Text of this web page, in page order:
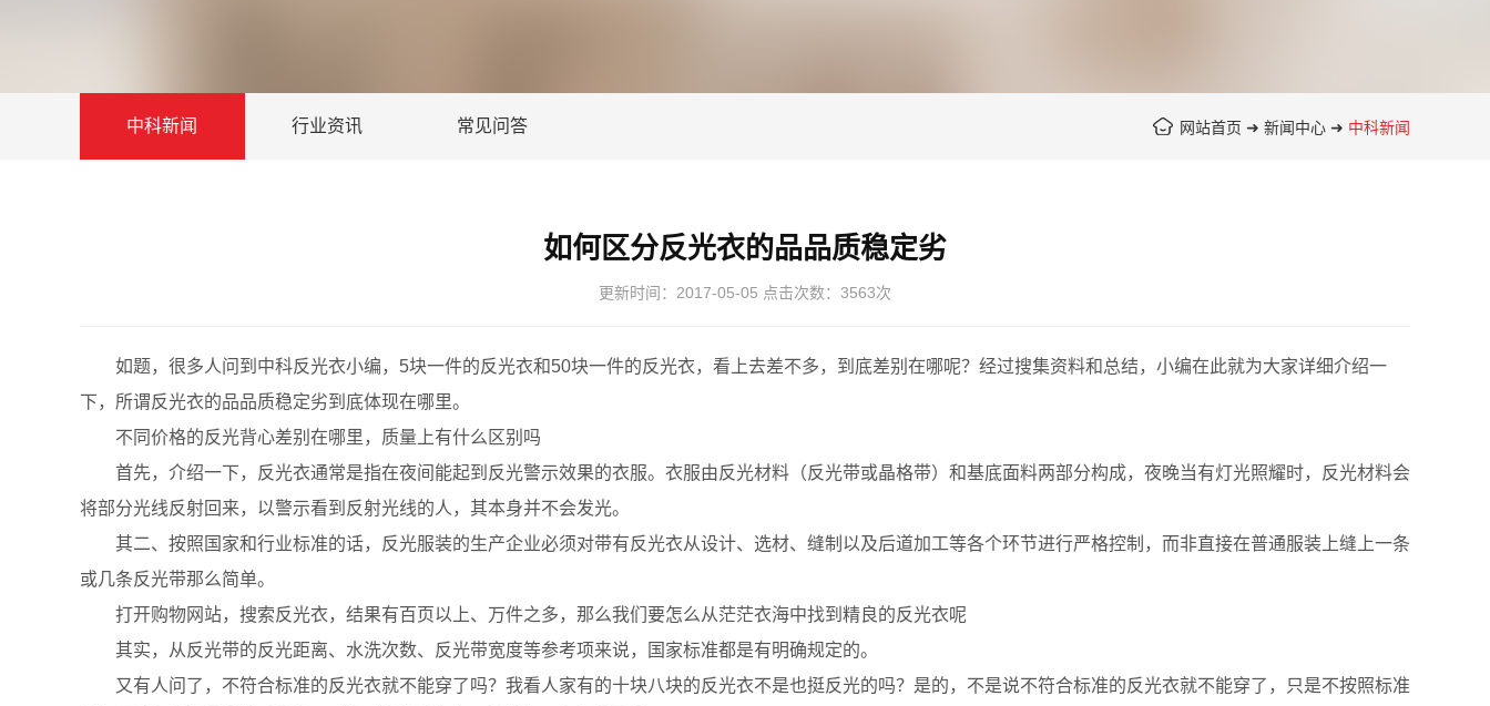
网站首页 ➜ 新闻中心 ➜ 中科新闻
中科新闻 行业资讯 常见问答
如何区分反光衣的品品质稳定劣
更新时间： 2017-05-05 点击次数： 3563次
如题，很多人问到中科反光衣小编，5块一件的反光衣和50块一件的反光衣，看上去差不多，到底差别在哪呢？经过搜集资料和总结，小编在此就为大家详细介绍一
下，所谓反光衣的品品质稳定劣到底体现在哪里。
不同价格的反光背心差别在哪里，质量上有什么区别吗
首先，介绍一下，反光衣通常是指在夜间能起到反光警示效果的衣服。衣服由反光材料（反光带或晶格带）和基底面料两部分构成，夜晚当有灯光照耀时，反光材料会
将部分光线反射回来，以警示看到反射光线的人，其本身并不会发光。
其二、按照国家和行业标准的话，反光服装的生产企业必须对带有反光衣从设计、选材、缝制以及后道加工等各个环节进行严格控制，而非直接在普通服装上缝上一条
或几条反光带那么简单。
打开购物网站，搜索反光衣，结果有百页以上、万件之多，那么我们要怎么从茫茫衣海中找到精良的反光衣呢
其实，从反光带的反光距离、水洗次数、反光带宽度等参考项来说，国家标准都是有明确规定的。
又有人问了，不符合标准的反光衣就不能穿了吗？我看人家有的十块八块的反光衣不是也挺反光的吗？是的，不是说不符合标准的反光衣就不能穿了，只是不按照标准